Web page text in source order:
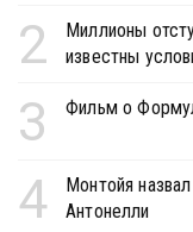
2
Миллионы
известны
3 Фильм о
4
Монтойя
Антонелли